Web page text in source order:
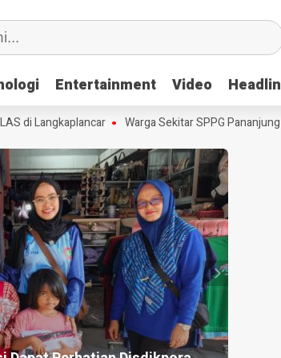
Entertainment Video
Entertainment Video
Langkaplancar Warga Sekitar SPPG Pananjung